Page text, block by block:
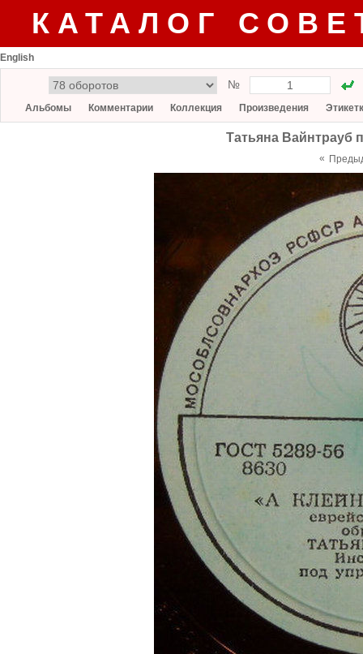
КАТАЛОГ
English
№
Альбомы Комментарии Коллекция Произведения
Татьяна Вайнтрауб
«